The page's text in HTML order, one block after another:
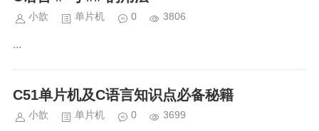
小歆 单片机 0 3806
...
C51单片机及C语言知识点必备秘籍
小歆 单片机 0 3699